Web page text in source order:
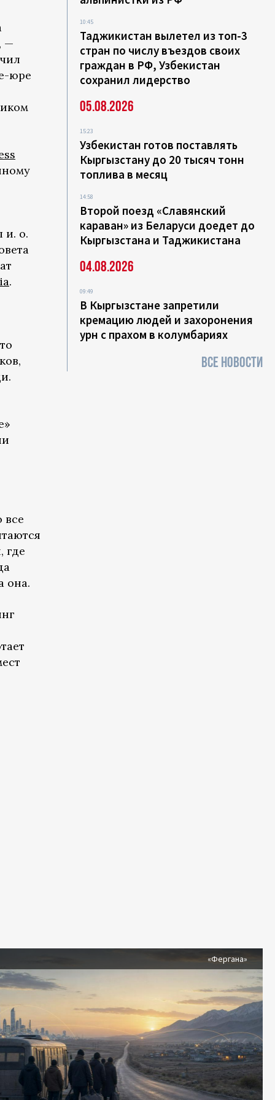
—
юре
и. о.
.
все
где
она.
10:45
Таджикистан вылетел из топ-3
стран по числу въездов своих
граждан в РФ, Узбекистан
сохранил лидерство
05.08.2026
15:23
Узбекистан готов поставлять
Кыргызстану до 20 тысяч тонн
топлива в месяц
14:58
Второй поезд «Славянский
караван» из Беларуси доедет до
Кыргызстана и Таджикистана
04.08.2026
09:49
В Кыргызстане запретили
кремацию людей и захоронения
урн с прахом в колумбариях
ВСЕ НОВОСТИ
«Фергана»